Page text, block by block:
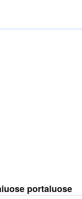
portaluose